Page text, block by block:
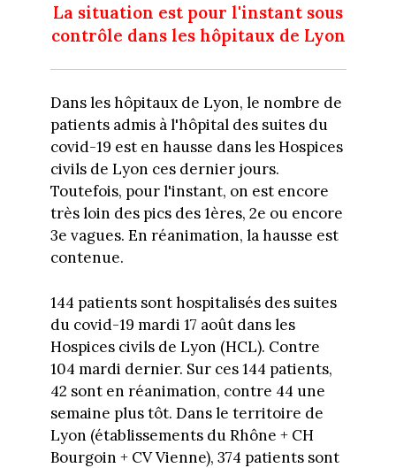
La situation est pour l'instant sous
contrôle dans les hôpitaux de Lyon
Dans les hôpitaux de Lyon, le nombre de
patients admis à l'hôpital des suites du
covid-19 est en hausse dans les Hospices
civils de Lyon ces dernier jours.
Toutefois, pour l'instant, on est encore
très loin des pics des 1ères, 2e ou encore
3e vagues. En réanimation, la hausse est
contenue.
144 patients sont hospitalisés des suites
du covid-19 mardi 17 août dans les
Hospices civils de Lyon (HCL). Contre
104 mardi dernier. Sur ces 144 patients,
42 sont en réanimation, contre 44 une
semaine plus tôt. Dans le territoire de
Lyon (établissements du Rhône + CH
Bourgoin + CV Vienne), 374 patients sont